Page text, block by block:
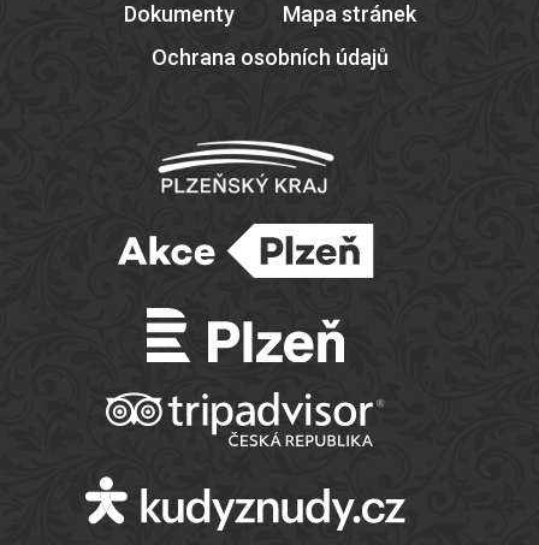
Dokumenty
Mapa stránek
Ochrana osobních údajů